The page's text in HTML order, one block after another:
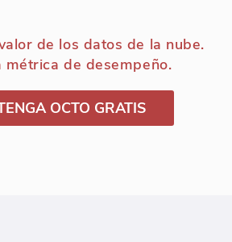
de los datos de la nube.
métrica de desempeño.
OCTO GRATIS